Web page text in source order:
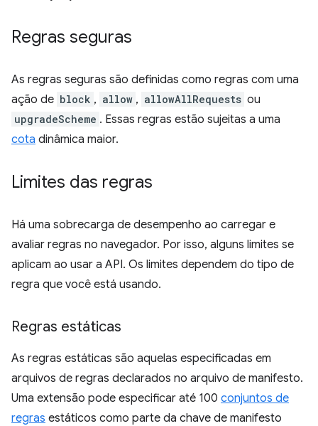
Regras seguras
As regras seguras são definidas como regras com uma
ação de block , allow , allowAllRequests ou
upgradeScheme . Essas regras estão sujeitas a uma
cota dinâmica maior.
Limites das regras
Há uma sobrecarga de desempenho ao carregar e
avaliar regras no navegador. Por isso, alguns limites se
aplicam ao usar a API. Os limites dependem do tipo de
regra que você está usando.
Regras estáticas
As regras estáticas são aquelas especificadas em
arquivos de regras declarados no arquivo de manifesto.
Uma extensão pode especificar até 100 conjuntos de
regras estáticos como parte da chave de manifesto